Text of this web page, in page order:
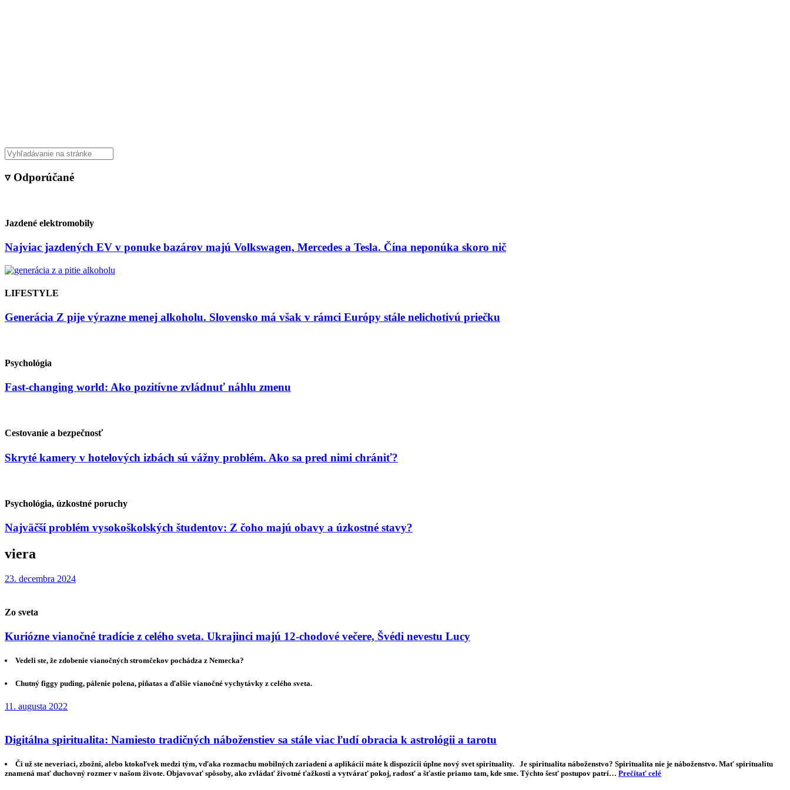
▿ Odporúčané
Jazdené elektromobily
Najviac jazdených EV v ponuke bazárov majú Volkswagen, Mercedes a Tesla. Čína neponúka skoro nič
LIFESTYLE
Generácia Z pije výrazne menej alkoholu. Slovensko má však v rámci Európy stále nelichotivú priečku
Psychológia
Fast-changing world: Ako pozitívne zvládnuť náhlu zmenu
Cestovanie a bezpečnosť
Skryté kamery v hotelových izbách sú vážny problém. Ako sa pred nimi chrániť?
Psychológia, úzkostné poruchy
Najväčší problém vysokoškolských študentov: Z čoho majú obavy a úzkostné stavy?
viera
23. decembra 2024
Zo sveta
Kuriózne vianočné tradície z celého sveta. Ukrajinci majú 12-chodové večere, Švédi nevestu Lucy
Vedeli ste, že zdobenie vianočných stromčekov pochádza z Nemecka?
Chutný figgy puding, pálenie polena, piñatas a ďalšie vianočné vychytávky z celého sveta.
11. augusta 2022
Digitálna spiritualita: Namiesto tradičných náboženstiev sa stále viac ľudí obracia k astrológii a tarotu
Či už ste neveriaci, zbožní, alebo ktokoľvek medzi tým, vďaka rozmachu mobilných zariadení a aplikácií máte k dispozícii úplne nový svet spirituality. Je spiritualita náboženstvo? Spiritualita nie je náboženstvo. Mať spiritualitu
znamená mať duchovný rozmer v našom živote. Objavovať spôsoby, ako zvládať životné ťažkosti a vytvárať pokoj, radosť a šťastie priamo tam, kde sme. Týchto šesť postupov patrí… Prečítať celé